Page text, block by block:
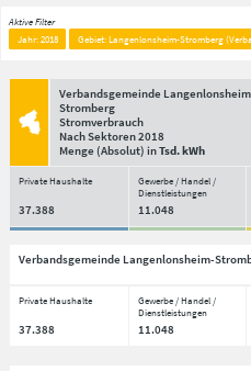
Aktive Filter
Jahr: 2018
Gebiet: Langenlonsheim-Stromberg
Verbandsgemeinde
Stromberg
Stromverbrauch
Nach Sektoren2018
Menge(Absolut) inTsd. kWh
Private Haushalte
Gewerbe / Handel /
Dienstleistungen
37.388 11.048
Verbandsgemeinde Langenlonsheim-
Private Haushalte
Gewerbe / Handel /
Dienstleistungen
37.388 11.048